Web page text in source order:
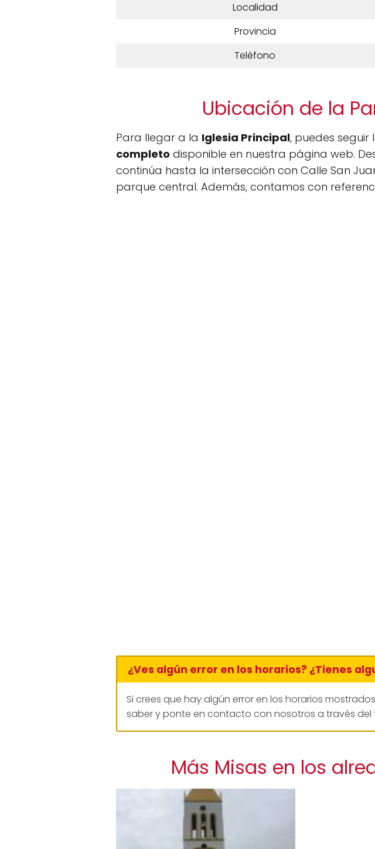
Localidad
Provincia
Teléfono
Ubicación de la
Para llegar a la Iglesia Principal, puedes seguir
completo disponible en nuestra página web.
continúa hasta la intersección con Calle San
parque central. Además, contamos con
¿Ves algún error en los horarios? ¿Tienes
Si crees que hay algún error en los horarios
saber y ponte en contacto con nosotros a través
Más Misas en los